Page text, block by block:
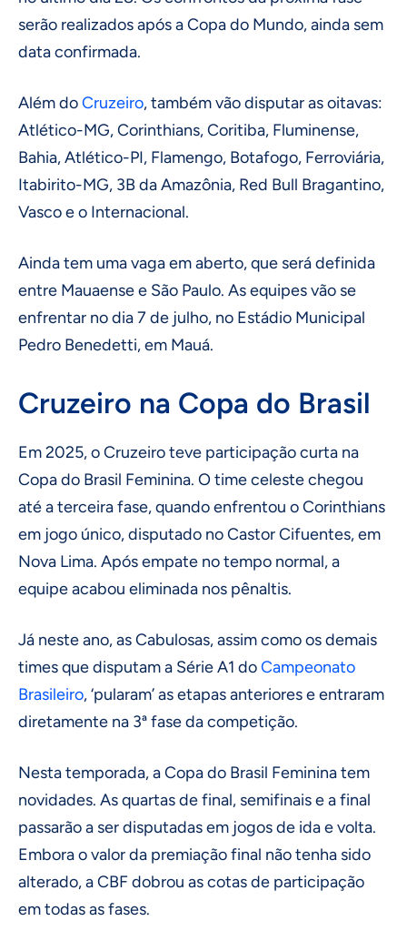
serão realizados após a Copa do Mundo, ainda sem
data confirmada.
Além doCruzeiro, também vão disputar as oitavas:
Atlético-MG, Corinthians, Coritiba, Fluminense,
Bahia, Atlético-PI, Flamengo, Botafogo, Ferroviária,
Itabirito-MG, 3B da Amazônia, Red Bull Bragantino,
Vasco e o Internacional.
Ainda tem uma vaga em aberto, que será definida
entre Mauaense e São Paulo. As equipes vão se
enfrentar no dia 7 de julho, no Estádio Municipal
Pedro Benedetti, em Mauá.
Cruzeiro na Copa do Brasil
Em 2025, o Cruzeiro teve participação curta na
Copa do Brasil Feminina. O time celeste chegou
até a terceira fase, quando enfrentou o Corinthians
em jogo único, disputado no Castor Cifuentes, em
Nova Lima. Após empate no tempo normal, a
equipe acabou eliminada nos pênaltis.
Já neste ano, as Cabulosas, assim como os demais
times que disputam a Série A1 doCampeonato
Brasileiro, ‘pularam’ as etapas anteriores e entraram
diretamente na 3ª fase da competição.
Nesta temporada, a Copa do Brasil Feminina tem
novidades. As quartas de final, semifinais e a final
passarão a ser disputadas em jogos de ida e volta.
Embora o valor da premiação final não tenha sido
alterado, a CBF dobrou as cotas de participação
em todas as fases.